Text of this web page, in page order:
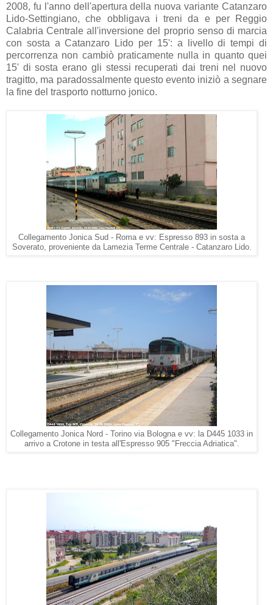
2008, fu l'anno dell'apertura della nuova variante Catanzaro
Lido-Settingiano, che obbligava i treni da e per Reggio
Calabria Centrale all'inversione del proprio senso di marcia
con sosta a Catanzaro Lido per 15': a livello di tempi di
percorrenza non cambiò praticamente nulla in quanto quei
15' di sosta erano gli stessi recuperati dai treni nel nuovo
tragitto, ma paradossalmente questo evento iniziò a segnare
la fine del trasporto notturno jonico.
Collegamento Jonica Sud - Roma e vv: Espresso 893 in sosta a
Soverato, proveniente da Lamezia Terme Centrale - Catanzaro Lido.
Collegamento Jonica Nord - Torino via Bologna e vv: la D445 1033 in
arrivo a Crotone in testa all'Espresso 905 "Freccia Adriatica".